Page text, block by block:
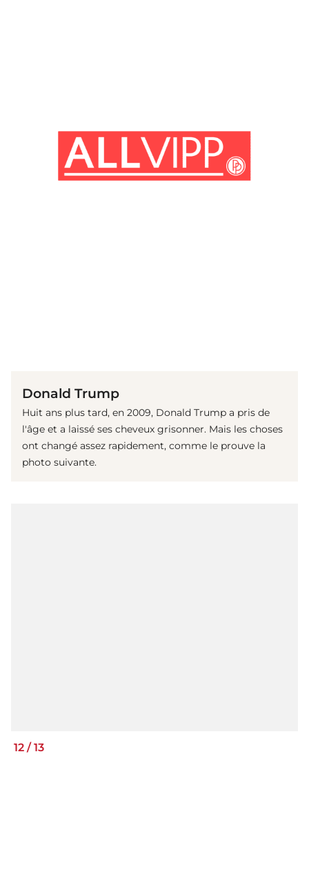
Donald Trump
Huit ans plus tard, en 2009, Donald Trump a pris de
l'âge et a laissé ses cheveux grisonner. Mais les choses
ont changé assez rapidement, comme le prouve la
photo suivante.
12 /13